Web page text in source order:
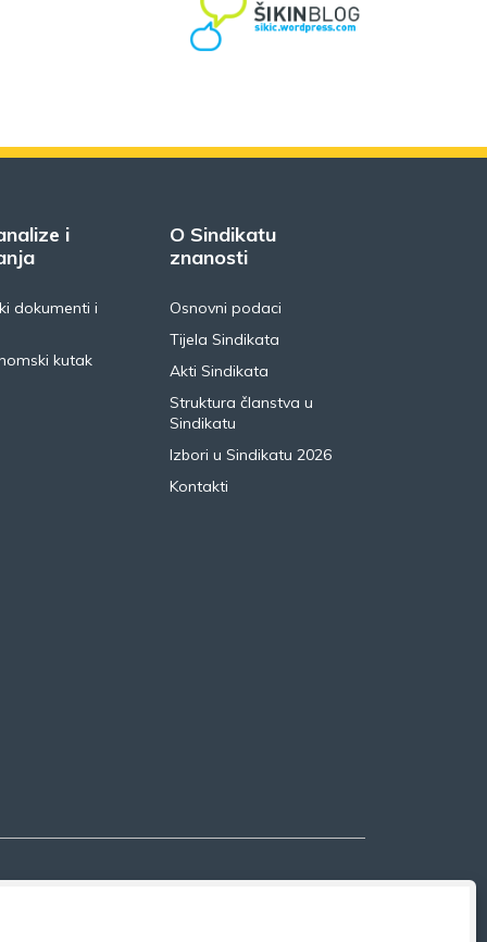
i
dokumenti i
kutak
O Sindikatu
znanosti
Osnovni podaci
Tijela Sindikata
Akti Sindikata
Struktura članstva u
Sindikatu
Izbori u Sindikatu 2026
Kontakti